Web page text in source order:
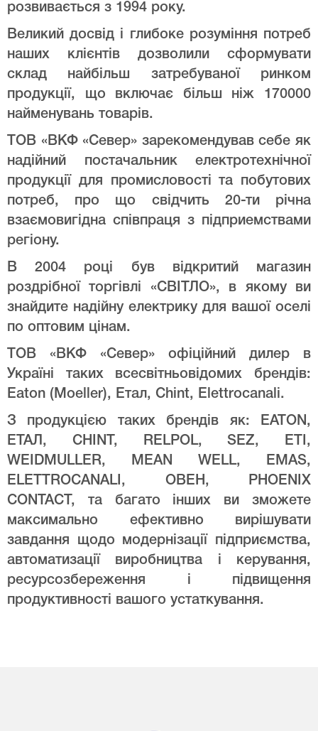
розвивається з 1994 року.
Великий досвід і глибоке розуміння потреб
наших клієнтів дозволили сформувати
склад найбільш затребуваної ринком
продукції, що включає більш ніж 170000
найменувань товарів.
ТОВ «ВКФ «Север» зарекомендував себе як
надійний постачальник електротехнічної
продукції для промисловості та побутових
потреб, про що свідчить 20-ти річна
взаємовигідна співпраця з підприемствами
регіону.
В 2004 році був відкритий магазин
роздрібної торгівлі «СВІТЛО», в якому ви
знайдите надійну електрику для вашої оселі
по оптовим цінам.
ТОВ «ВКФ «Север» офіційний дилер в
Україні таких всесвітньовідомих брендів:
Eaton (Moeller), Етал, Chint, Elettrocanali.
З продукцією таких брендів як: EATON,
ЕТАЛ, CHINT, RELPOL, SEZ, ETI,
WEIDMULLER, MEAN WELL, EMAS,
ELETTROCANALI, ОВЕН, PHOENIX
CONTACT, та багато інших ви зможете
максимально ефективно вирішувати
завдання щодо модернізації підприємства,
автоматизації виробництва і керування,
ресурсозбереження і підвищення
продуктивності вашого устаткування.